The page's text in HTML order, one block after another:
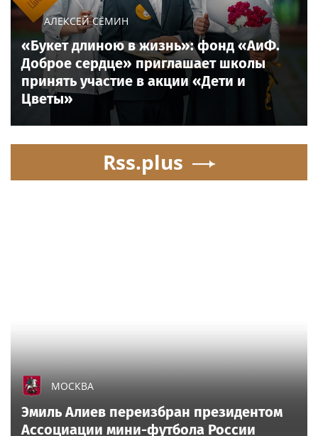
АЛЕКСЕЙ СЁМИН
«Букет длиною в жизнь»: фонд «АиФ.
Доброе сердце» приглашает школы
принять участие в акции «Дети и
Цветы»
Rss.plus
МОСКВА
Эмиль Алиев переизбран президентом
Ассоциации мини-футбола России